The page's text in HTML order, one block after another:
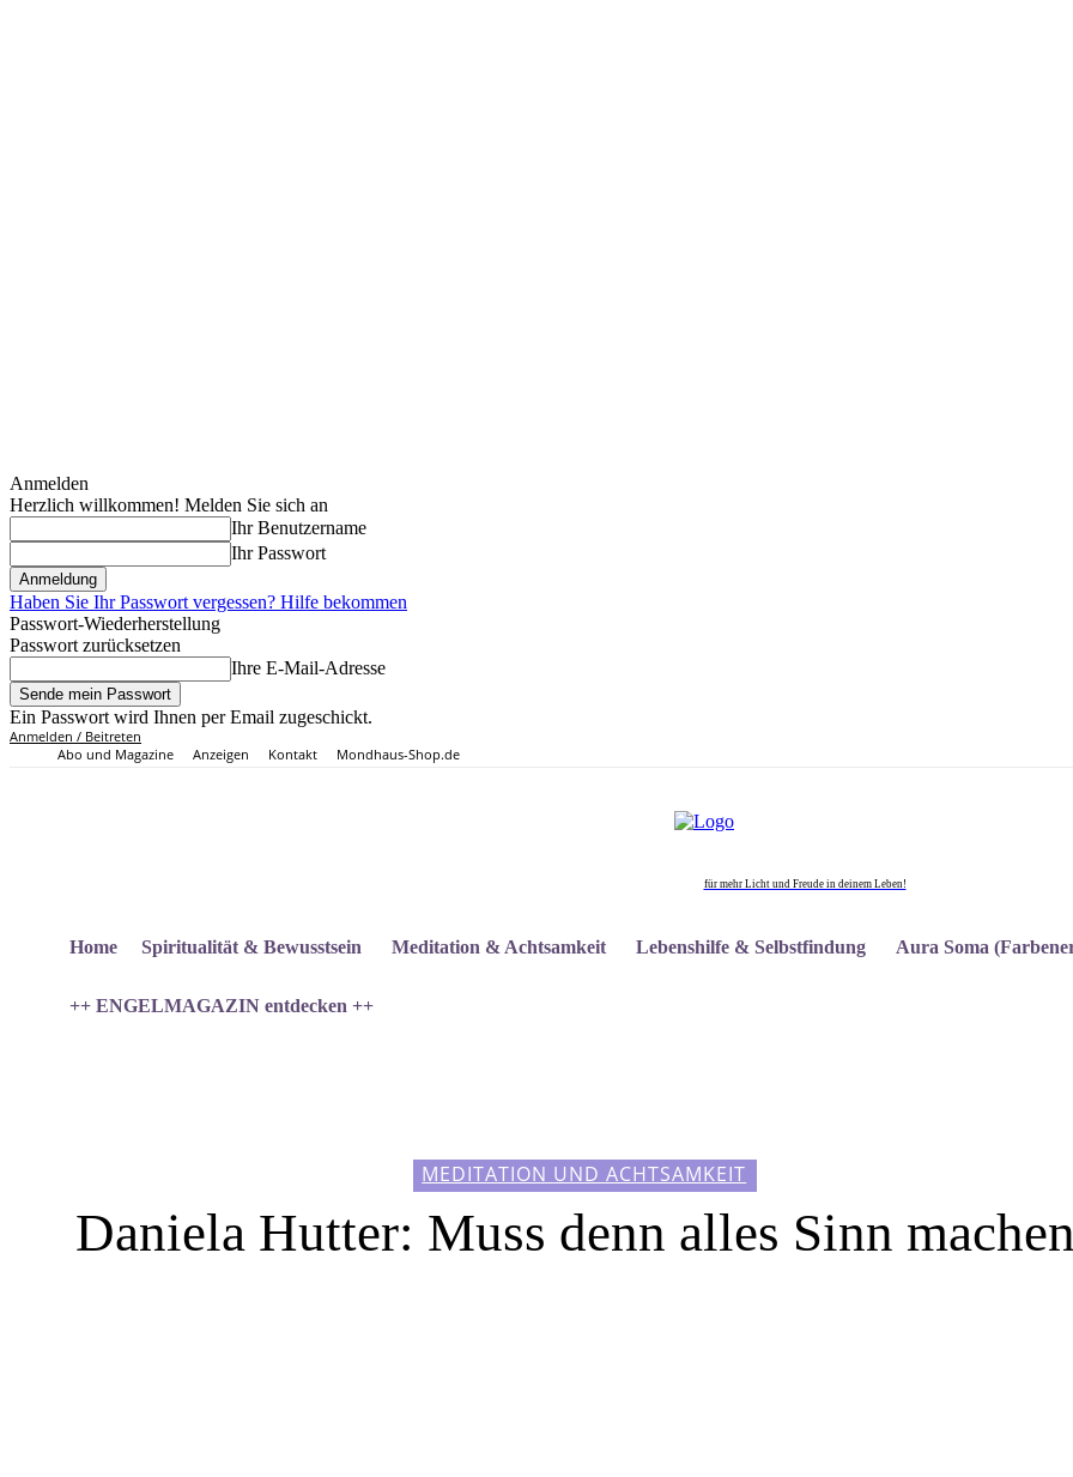
Anmelden
Herzlich willkommen! Melden Sie sich an
Ihr Benutzername
Ihr Passwort
Haben Sie Ihr Passwort vergessen? Hilfe bekommen
Passwort-Wiederherstellung
Passwort zurücksetzen
Ihre E-Mail-Adresse
Ein Passwort wird Ihnen per Email zugeschickt.
Anmelden / Beitreten
Abo und Magazine
Anzeigen Kontakt Mondhaus-Shop.de
für mehr Licht und Freude in deinem Leben!
Home Spiritualität & Bewusstsein Meditation & Achtsamkeit Lebenshilfe & Selbstfindung Aura Soma
++ ENGELMAGAZIN entdecken ++
MEDITATION UND ACHTSAMKEIT
Daniela Hutter: Muss denn alles Sinn